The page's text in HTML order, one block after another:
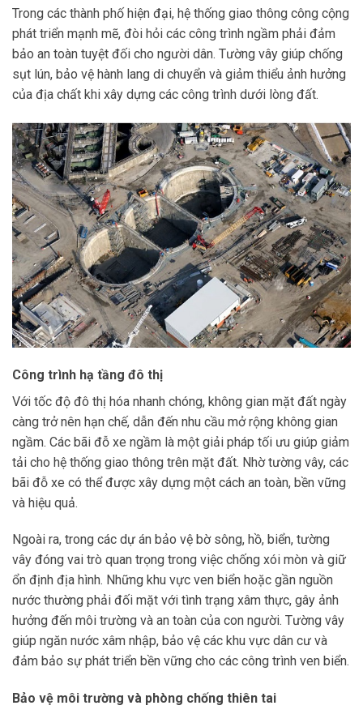
Trong các thành phố hiện đại, hệ thống giao thông công cộng
phát triển mạnh mẽ, đòi hỏi các công trình ngầm phải đảm
bảo an toàn tuyệt đối cho người dân. Tường vây giúp chống
sụt lún, bảo vệ hành lang di chuyển và giảm thiểu ảnh hưởng
của địa chất khi xây dựng các công trình dưới lòng đất.
Công trình hạ tầng đô thị
Với tốc độ đô thị hóa nhanh chóng, không gian mặt đất ngày
càng trở nên hạn chế, dẫn đến nhu cầu mở rộng không gian
ngầm. Các bãi đỗ xe ngầm là một giải pháp tối ưu giúp giảm
tải cho hệ thống giao thông trên mặt đất. Nhờ tường vây, các
bãi đỗ xe có thể được xây dựng một cách an toàn, bền vững
và hiệu quả.
Ngoài ra, trong các dự án bảo vệ bờ sông, hồ, biển, tường
vây đóng vai trò quan trọng trong việc chống xói mòn và giữ
ổn định địa hình. Những khu vực ven biển hoặc gần nguồn
nước thường phải đối mặt với tình trạng xâm thực, gây ảnh
hưởng đến môi trường và an toàn của con người. Tường vây
giúp ngăn nước xâm nhập, bảo vệ các khu vực dân cư và
đảm bảo sự phát triển bền vững cho các công trình ven biển.
Bảo vệ môi trường và phòng chống thiên tai